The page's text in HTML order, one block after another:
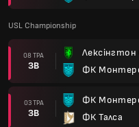
USL Championship
18 КВІ
ЗВ
Колорадо
ФК
11 КВІ
ЗВ
Інді Ілевен
ФК